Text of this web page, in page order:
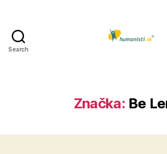
Search
Značka: Be